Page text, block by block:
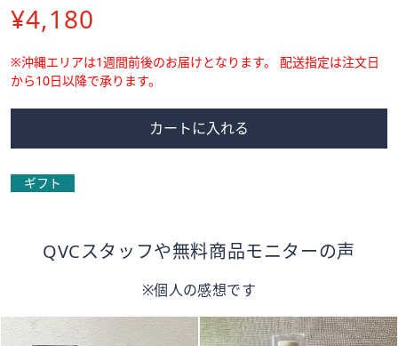
削
除
¥4,180
※沖縄エリアは1週間前後のお届けとなります。
配送指定は注文日
から10日以降で承ります。
カートに入れる
ギフト
QVCスタッフや無料商品モニターの声
※個人の感想です